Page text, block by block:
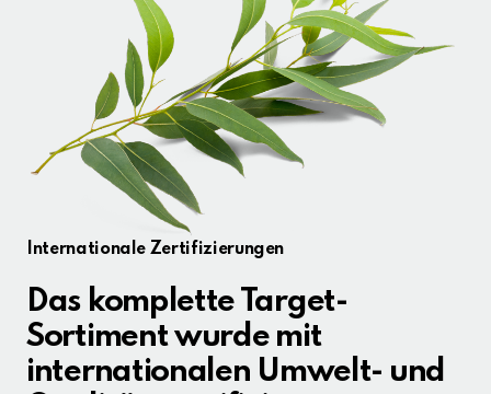
Internationale Zertifizierungen
Das komplette Target-
Sortiment wurde mit
internationalen Umwelt- und